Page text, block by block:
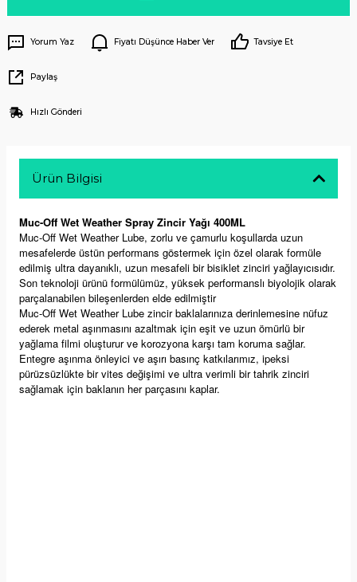
Yorum Yaz Fiyatı Düşünce Haber Ver Tavsiye Et
Paylaş
Hızlı Gönderi
Ürün Bilgisi
Muc-Off Wet Weather Spray Zincir Yağı 400ML
Muc-Off Wet Weather Lube, zorlu ve çamurlu koşullarda uzun
mesafelerde üstün performans göstermek için özel olarak formüle
edilmiş ultra dayanıklı, uzun mesafeli bir bisiklet zinciri yağlayıcısıdır.
Son teknoloji ürünü formülümüz, yüksek performanslı biyolojik olarak
parçalanabilen bileşenlerden elde edilmiştir
Muc-Off Wet Weather Lube zincir baklalarınıza derinlemesine nüfuz
ederek metal aşınmasını azaltmak için eşit ve uzun ömürlü bir
yağlama filmi oluşturur ve korozyona karşı tam koruma sağlar.
Entegre aşınma önleyici ve aşırı basınç katkılarımız, ipeksi
pürüzsüzlükte bir vites değişimi ve ultra verimli bir tahrik zinciri
sağlamak için baklanın her parçasını kaplar.